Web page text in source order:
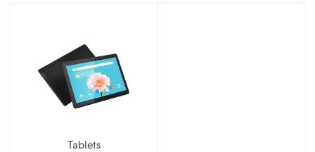
Tablets